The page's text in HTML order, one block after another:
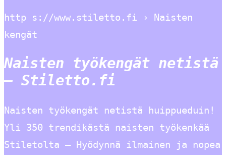
http s://www.stiletto.fi › Naisten
kengät
Naisten työkengät netistä
– Stiletto.fi
Naisten työkengät netistä huippueduin!
Yli 350 trendikästä naisten työkenkää
Stiletolta – Hyödynnä ilmainen ja nopea